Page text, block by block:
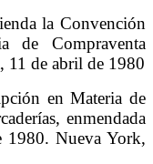
la Convención
de Compraventa
11 de abril de 1980
en Materia de
enmendada
1980. Nueva York,